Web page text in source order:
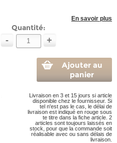
En savoir plus
Quantité:
- +
Ajouter au
panier
Livraison en 3 et 15 jours si article
disponible chez le fournisseur. Si
tel n'est pas le cas, le délai de
livraison est indiqué en rouge sous
te titre dans la fiche article. 2
articles sont toujours laissés en
stock, pour que la commande soit
réalisable avec ou sans délais de
livraison.